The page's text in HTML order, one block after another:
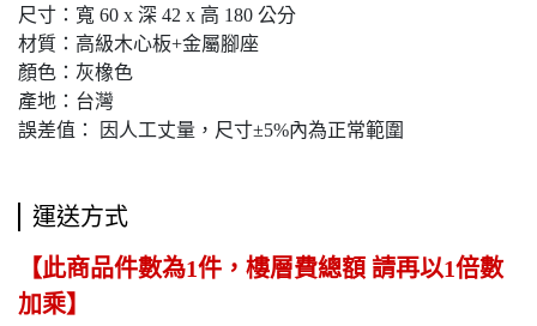
尺寸：寬 60 x 深 42 x 高 180 公分
材質：高級木心板+金屬腳座
顏色：灰橡色
產地：台灣
誤差值： 因人工丈量，尺寸±5%內為正常範圍
運送方式
【此商品件數為1件，樓層費總額 請再以1倍數
加乘】